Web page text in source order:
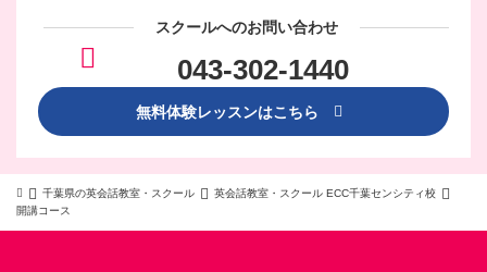
スクールへのお問い合わせ
043-302-1440
無料体験レッスンはこちら
千葉県の英会話教室・スクール
英会話教室・スクール ECC千葉センシティ校
開講コース